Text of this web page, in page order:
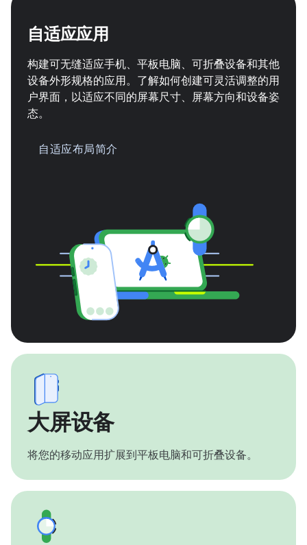
自适应应用
构建可无缝适应手机、平板电脑、可折叠设备和其他
设备外形规格的应用。了解如何创建可灵活调整的用
户界面，以适应不同的屏幕尺寸、屏幕方向和设备姿
态。
自适应布局简介
大屏设备
将您的移动应用扩展到平板电脑和可折叠设备。